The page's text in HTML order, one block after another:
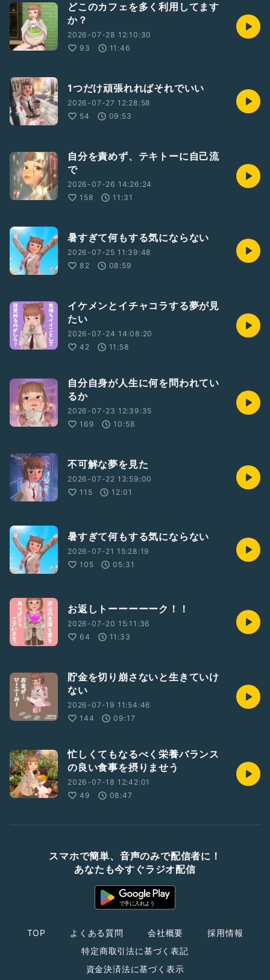
どこのカフェを多く利用してます
か？
2026-07-28 12:10:30
93
11:46
1つだけ頑張れればそれでいい
2026-07-27 12:28:58
54
09:53
自分を責めず、テキトーに自己流
で
2026-07-26 14:26:24
158
11:31
暑すぎて何もする気にならない
2026-07-25 11:39:48
82
08:59
イケメンとイチャコラする夢が見
たい
2026-07-24 14:08:20
42
11:58
自分自身が人生に何を問われてい
るか
2026-07-23 12:39:35
169
10:58
不可解な夢を見た
2026-07-22 13:59:00
115
12:01
暑すぎて何もする気にならない
2026-07-21 15:28:19
105
05:31
お返しトーーーーーク！！
2026-07-20 15:11:36
64
11:33
貯金を切り崩さないと生きていけ
ない
2026-07-19 11:54:46
144
09:17
忙しくてもなるべく栄養バランス
の良い食事を摂りませう
2026-07-18 12:42:01
49
08:47
スマホで簡単、音声のみで配信者に！
あなたも今すぐラジオ配信
TOP よくある質問 会社概要
採用情報
特定商取引法に基づく表記
資金決済法に基づく表示